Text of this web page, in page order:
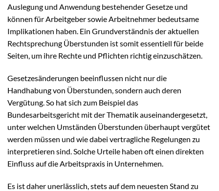
Auslegung und Anwendung bestehender Gesetze und
können für Arbeitgeber sowie Arbeitnehmer bedeutsame
Implikationen haben. Ein Grundverständnis der aktuellen
Rechtsprechung Überstunden ist somit essentiell für beide
Seiten, um ihre Rechte und Pflichten richtig einzuschätzen.
Gesetzesänderungen beeinflussen nicht nur die
Handhabung von Überstunden, sondern auch deren
Vergütung. So hat sich zum Beispiel das
Bundesarbeitsgericht mit der Thematik auseinandergesetzt,
unter welchen Umständen Überstunden überhaupt vergütet
werden müssen und wie dabei vertragliche Regelungen zu
interpretieren sind. Solche Urteile haben oft einen direkten
Einfluss auf die Arbeitspraxis in Unternehmen.
Es ist daher unerlässlich, stets auf dem neuesten Stand zu